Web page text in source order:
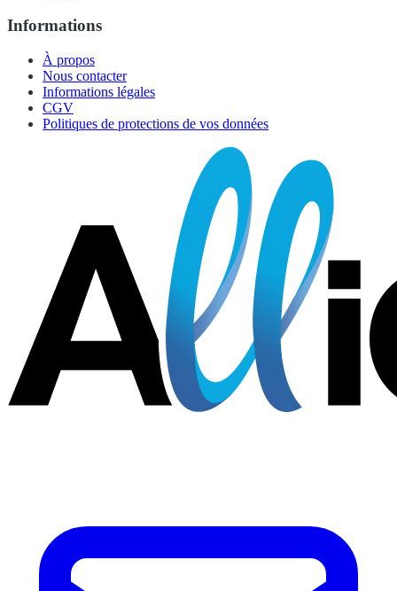
Informations
À propos
Nous contacter
Informations légales
CGV
Politiques de protections de vos données